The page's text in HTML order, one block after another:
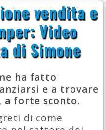
vendita e
Video
di Simone
ha fatto
e a trovare
a forte sconto.
di come